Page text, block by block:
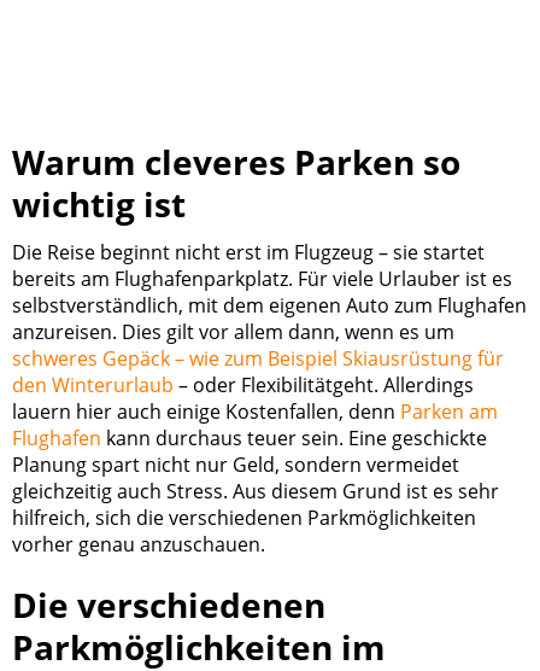
Warum cleveres Parken so
wichtig ist
Die Reise beginnt nicht erst im Flugzeug – sie startet
bereits am Flughafenparkplatz. Für viele Urlauber ist es
selbstverständlich, mit dem eigenen Auto zum Flughafen
anzureisen. Dies gilt vor allem dann, wenn es um
schweres Gepäck – wie zum Beispiel Skiausrüstung für
den Winterurlaub – oder Flexibilitätgeht. Allerdings
lauern hier auch einige Kostenfallen, denn Parken am
Flughafen kann durchaus teuer sein. Eine geschickte
Planung spart nicht nur Geld, sondern vermeidet
gleichzeitig auch Stress. Aus diesem Grund ist es sehr
hilfreich, sich die verschiedenen Parkmöglichkeiten
vorher genau anzuschauen.
Die verschiedenen
Parkmöglichkeiten im